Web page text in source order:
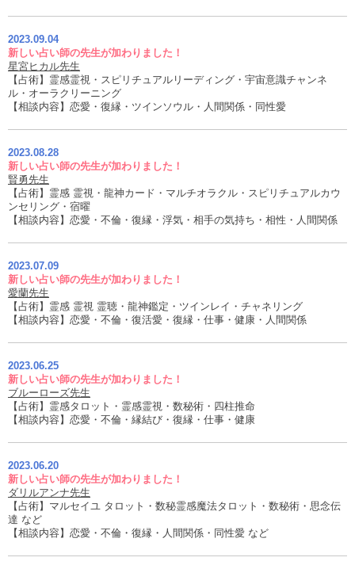
2023.09.04
新しい占い師の先生が加わりました！
星宮ヒカル先生
【占術】霊感霊視・スピリチュアルリーディング・宇宙意識チャンネ
ル・オーラクリーニング
【相談内容】恋愛・復縁・ツインソウル・人間関係・同性愛
2023.08.28
新しい占い師の先生が加わりました！
賢勇先生
【占術】霊感 霊視・龍神カード・マルチオラクル・スピリチュアルカウ
ンセリング・宿曜
【相談内容】恋愛・不倫・復縁・浮気・相手の気持ち・相性・人間関係
2023.07.09
新しい占い師の先生が加わりました！
愛蘭先生
【占術】霊感 霊視 霊聴・龍神鑑定・ツインレイ・チャネリング
【相談内容】恋愛・不倫・復活愛・復縁・仕事・健康・人間関係
2023.06.25
新しい占い師の先生が加わりました！
ブルーローズ先生
【占術】霊感タロット・霊感霊視・数秘術・四柱推命
【相談内容】恋愛・不倫・縁結び・復縁・仕事・健康
2023.06.20
新しい占い師の先生が加わりました！
ダリルアンナ先生
【占術】マルセイユ タロット・数秘霊感魔法タロット・数秘術・思念伝
達 など
【相談内容】恋愛・不倫・復縁・人間関係・同性愛 など